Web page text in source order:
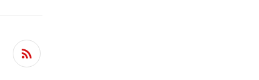
OPENAI RUSZA PO
BILION DOLARÓW